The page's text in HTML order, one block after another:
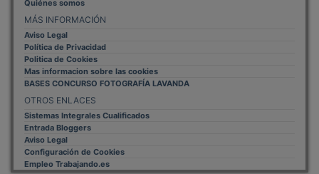
MÁS INFORMACIÓN
Aviso Legal
Política de Privacidad
Politica de Cookies
Mas informacion sobre las cookies
BASES CONCURSO FOTOGRAFÍA LAVANDA
OTROS ENLACES
Sistemas Integrales Cualificados
Entrada Bloggers
Aviso Legal
Configuración de Cookies
Empleo Trabajando.es